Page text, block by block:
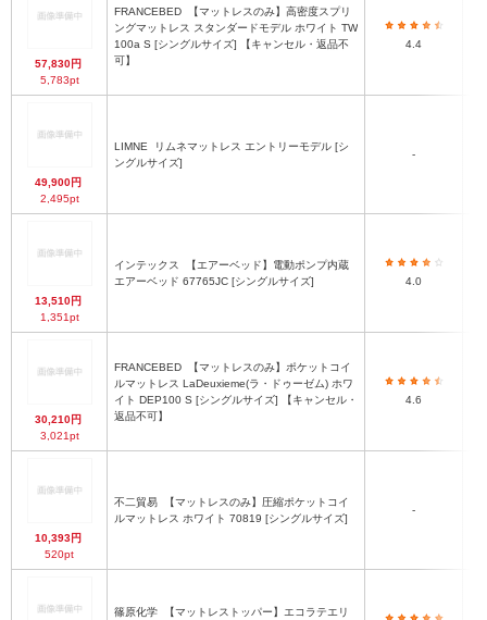
57,830円
5,783pt
FRANCEBED
ングマットレス スタンダードモデル ホワイト TW
100a S [シングルサイズ] 【キャンセル・返品不
可】
4.4
49,900円
2,495pt
LIMNE
ングルサイズ]
-
13,510円
1,351pt
インテックス
エアーベッド 67765JC [シングルサイズ]
4.0
30,210円
3,021pt
FRANCEBED
ルマットレス LaDeuxieme(ラ・ドゥーゼム) ホワ
イト DEP100 S [シングルサイズ] 【キャンセル・
返品不可】
4.6
10,393円
520pt
不二貿易
ルマットレス ホワイト 70819 [シングルサイズ]
-
篠原化学